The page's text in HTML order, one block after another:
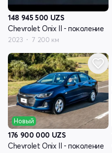
148 945 500 UZS
Chevrolet Onix II - поколение
2023 7 200 км
Новый
176 900 000 UZS
Chevrolet Onix II - поколение